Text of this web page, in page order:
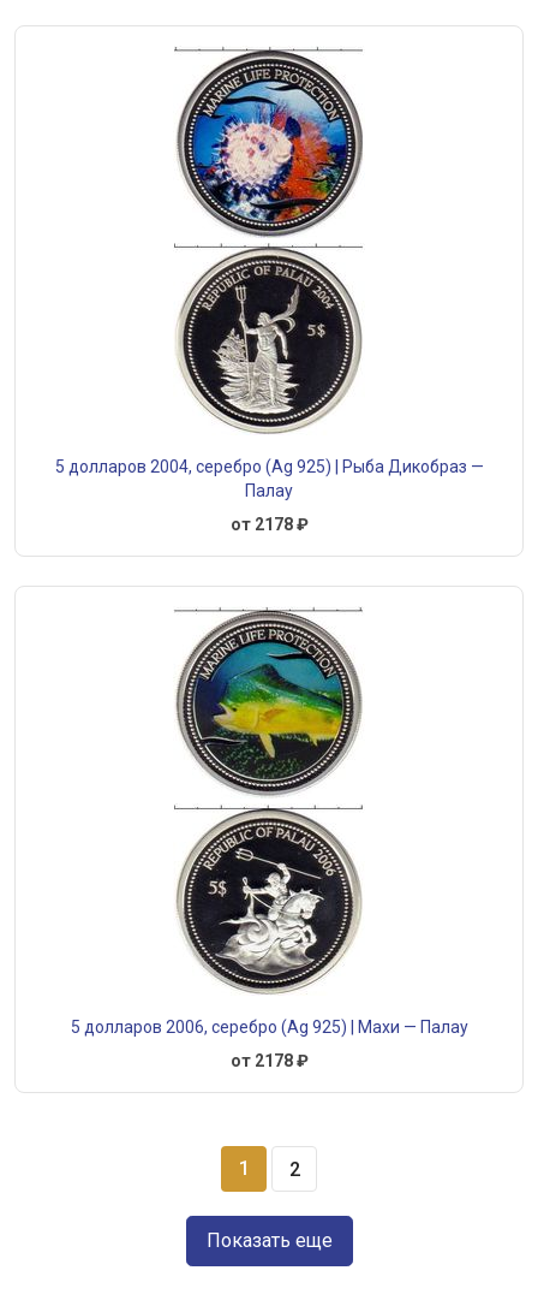
5 долларов 2004, серебро (Ag 925) | Рыба Дикобраз —
Палау
от 2178 ₽
5 долларов 2006, серебро (Ag 925) | Махи — Палау
от 2178 ₽
1 2
Показать еще